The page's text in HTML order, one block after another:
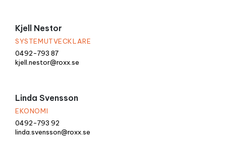
Kjell Nestor
SYSTEMUTVECKLARE
0492-793 87
kjell.nestor@roxx.se
Linda Svensson
EKONOMI
0492-793 92
linda.svensson@roxx.se